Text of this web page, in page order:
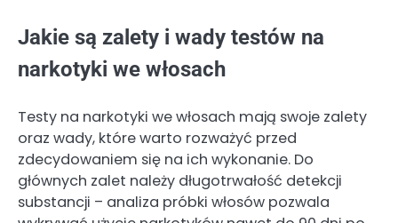
Jakie są zalety i wady testów na
narkotyki we włosach
Testy na narkotyki we włosach mają swoje zalety
oraz wady, które warto rozważyć przed
zdecydowaniem się na ich wykonanie. Do
głównych zalet należy długotrwałość detekcji
substancji – analiza próbki włosów pozwala